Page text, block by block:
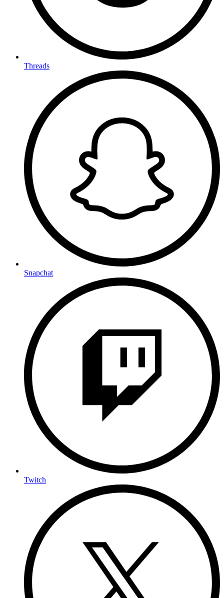
Threads
Snapchat
Twitch